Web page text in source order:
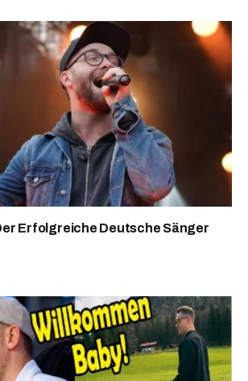
Erfolgreiche Deutsche Sänger